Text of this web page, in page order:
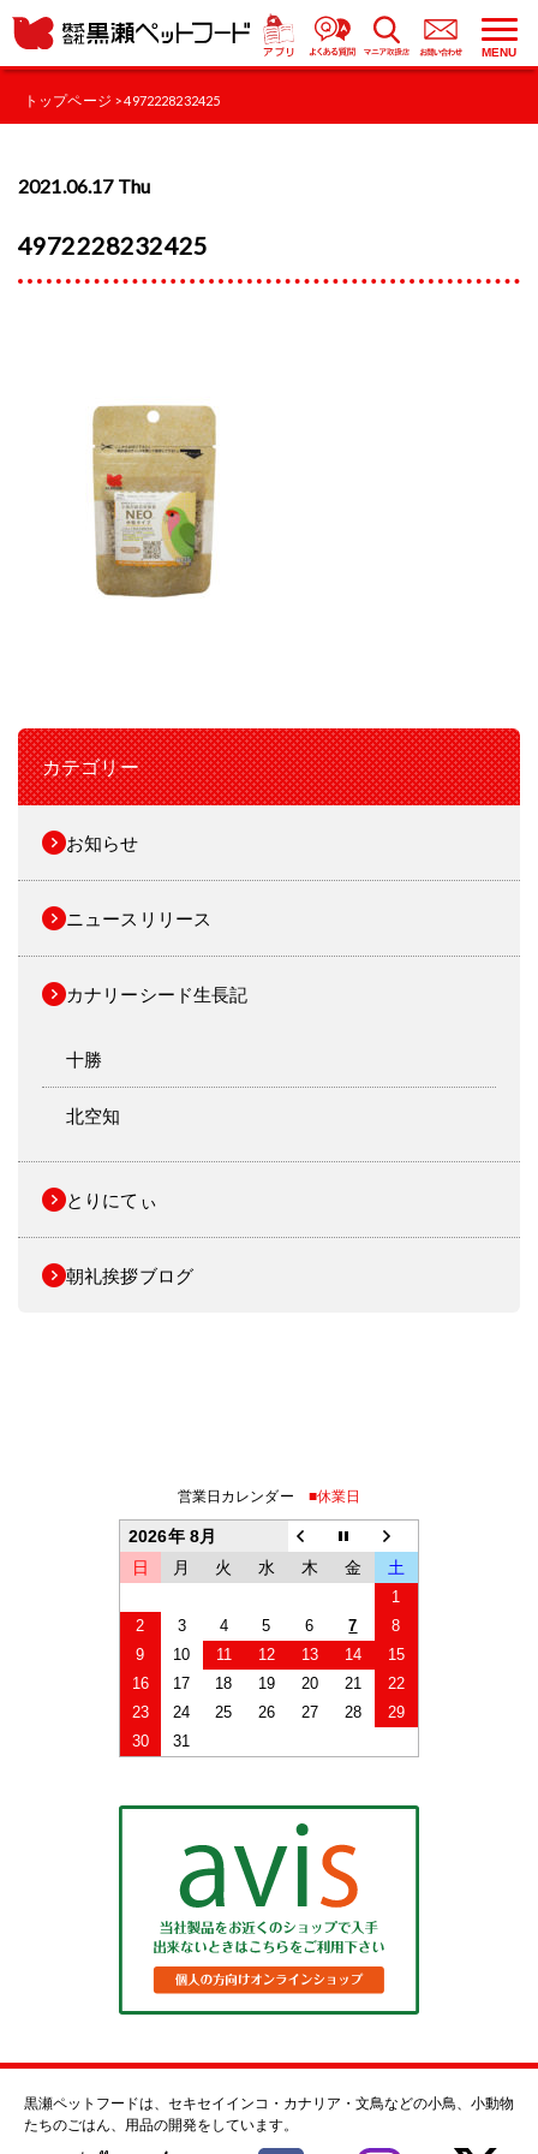
MENU
トップページ > 4972228232425
2021.06.17 Thu
4972228232425
カテゴリー
お知らせ
ニュースリリース
カナリーシード生長記
十勝
北空知
とりにてぃ
朝礼挨拶ブログ
営業日カレンダー ■休業日
2026年 8月
日
月 火 水 木 金 土
1
2
3 4 5 6 7
8
9
10 11 12 13 14
15
16
17 18 19 20 21
22
23
24 25 26 27 28
29
30
31
黒瀬ペットフードは、セキセイインコ・カナリア・文鳥などの小鳥、小動物
たちのごはん、用品の開発をしています。